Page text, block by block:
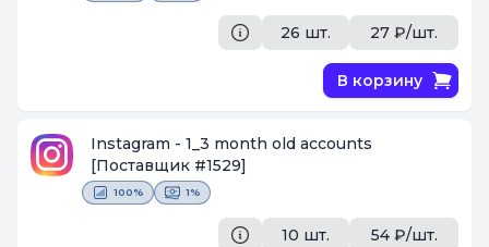
26 шт. 27 ₽/шт.
В корзину
Instagram - 1_3 month old accounts
[Поставщик #1529]
100% 1%
10 шт. 54 ₽/шт.